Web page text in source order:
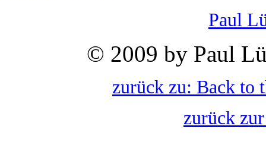
Paul
© 2009 by Paul
zurück zu: Back to
zurück